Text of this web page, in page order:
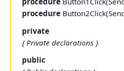
procedure
private
{ Private declarations }
public